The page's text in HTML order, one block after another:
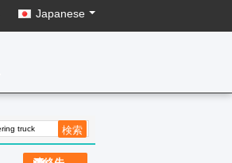
Japanese